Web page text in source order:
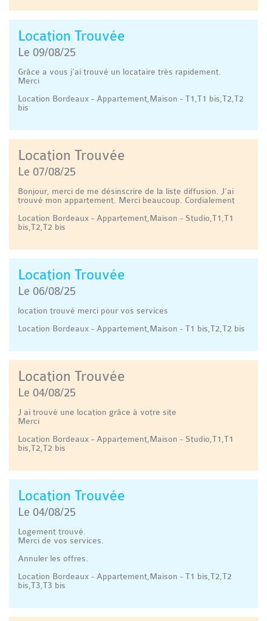
Location Trouvée
Le 09/08/25
Grâce a vous j’ai trouvé un locataire très rapidement.
Merci
Location Bordeaux - Appartement,Maison - T1,T1 bis,T2,T2
bis
Location Trouvée
Le 07/08/25
Bonjour, merci de me désinscrire de la liste diffusion. J’ai
trouvé mon appartement. Merci beaucoup. Cordialement
Location Bordeaux - Appartement,Maison - Studio,T1,T1
bis,T2,T2 bis
Location Trouvée
Le 06/08/25
location trouvé merci pour vos services
Location Bordeaux - Appartement,Maison - T1 bis,T2,T2 bis
Location Trouvée
Le 04/08/25
J ai trouvé une location grâce à votre site
Merci
Location Bordeaux - Appartement,Maison - Studio,T1,T1
bis,T2,T2 bis
Location Trouvée
Le 04/08/25
Logement trouvé.
Merci de vos services.
Annuler les offres.
Location Bordeaux - Appartement,Maison - T1 bis,T2,T2
bis,T3,T3 bis